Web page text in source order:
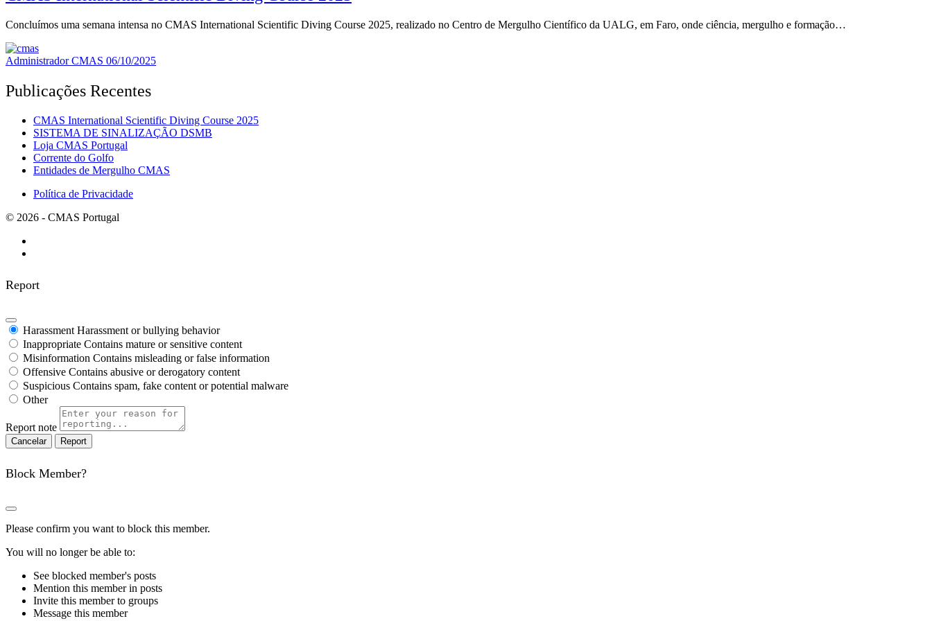
Concluímos uma semana intensa no CMAS International Scientific Diving Course 2025, realizado no Centro de Mergulho Científico da UALG, em Faro, onde ciência, mergulho e formação…
Administrador CMAS 06/10/2025
Publicações Recentes
CMAS International Scientific Diving Course 2025
SISTEMA DE SINALIZAÇÃO DSMB
Loja CMAS Portugal
Corrente do Golfo
Entidades de Mergulho CMAS
Política de Privacidade
© 2026 - CMAS Portugal
Report
Harassment Harassment or bullying behavior
Inappropriate Contains mature or sensitive content
Misinformation Contains misleading or false information
Offensive Contains abusive or derogatory content
Suspicious Contains spam, fake content or potential malware
Other
Report note
Report
Block Member?
Please confirm you want to block this member.
You will no longer be able to:
See blocked member's posts
Mention this member in posts
Invite this member to groups
Message this member